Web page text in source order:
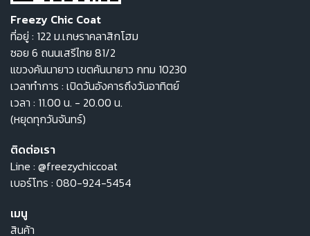
Freezy Chic Coat
ที่อยู่ : 122 ม.เกษราคลาสิกโฮม
ซอย 6 ถนนเสรีไทย 81/2
แขวงคันนายาว เขตคันนายาว กทม 10230
เวลาทำการ : เปิดวันอังคารถึงวันอาทิตย์
เวลา : 11.00 น. - 20.00 น.
(หยุดทุกวันจันทร์)
ติดต่อเรา
Line : @freezychiccoat
เบอร์โทร : 080-924-5454
เมนู
สินค้า